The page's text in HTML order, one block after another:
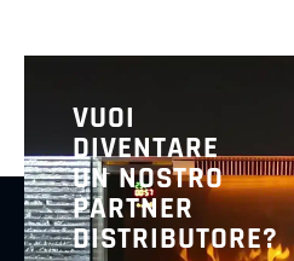
VUOI
DIVENTARE
UN NOSTRO
PARTNER
DISTRIBUTORE?